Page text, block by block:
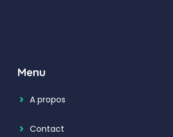
Menu
A propos
Contact